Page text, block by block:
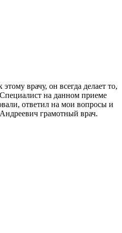
врачу, он всегда делает то,
на данном приеме
ответил на мои вопросы и
грамотный врач.